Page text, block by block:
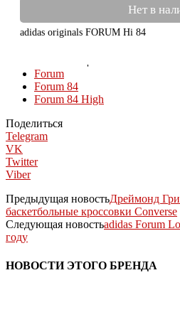
adidas originals FORUM Hi 84
Нет в
Forum
Forum 84
Forum 84 High
Поделиться
Telegram
VK
Twitter
Viber
Предыдущая новостьДреймонд
баскетбольные кроссовки Converse
Следующая новостьadidas Forum
году
НОВОСТИ ЭТОГО БРЕНДА